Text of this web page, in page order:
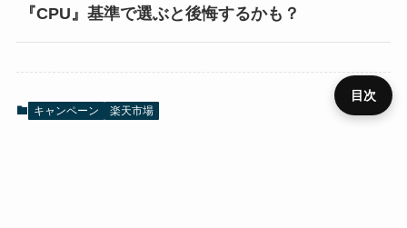
『CPU』基準で選ぶと後悔するかも？
キャンペーン 楽天市場
目次